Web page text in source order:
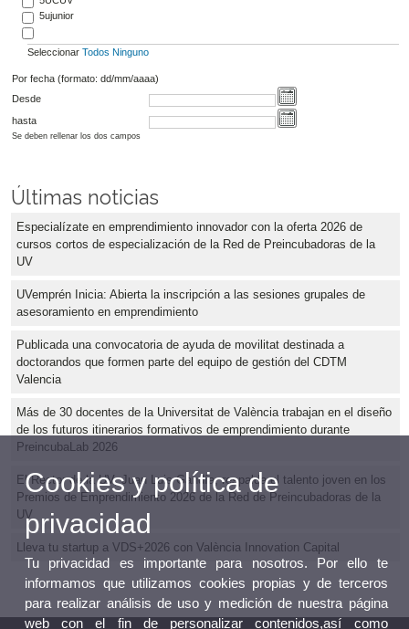
5ujunior
Seleccionar Todos Ninguno
Por fecha (formato: dd/mm/aaaa)
Desde
hasta
Se deben rellenar los dos campos
Últimas noticias
Especialízate en emprendimiento innovador con la oferta 2026 de
cursos cortos de especialización de la Red de Preincubadoras de la
UV
UVemprén Inicia: Abierta la inscripción a las sesiones grupales de
asesoramiento en emprendimiento
Publicada una convocatoria de ayuda de movilitat destinada a
doctorandos que formen parte del equipo de gestión del CDTM
Valencia
Más de 30 docentes de la Universitat de València trabajan en el diseño
de los futuros itinerarios formativos de emprendimiento durante
PreincubaLab 2026
El Rector de la UV, Juan Luis Gandía, respalda el talento joven en los
Premios de Emprendimiento 2026 de la Red de Preincubadoras de la
UV
Lleva tu startup a VDS+2026 con València Innovation Capital
Cookies y política de
privacidad
Tu privacidad es importante para nosotros. Por ello te
informamos que utilizamos cookies propias y de terceros
para realizar análisis de uso y medición de nuestra página
web con el fin de personalizar contenidos,así como